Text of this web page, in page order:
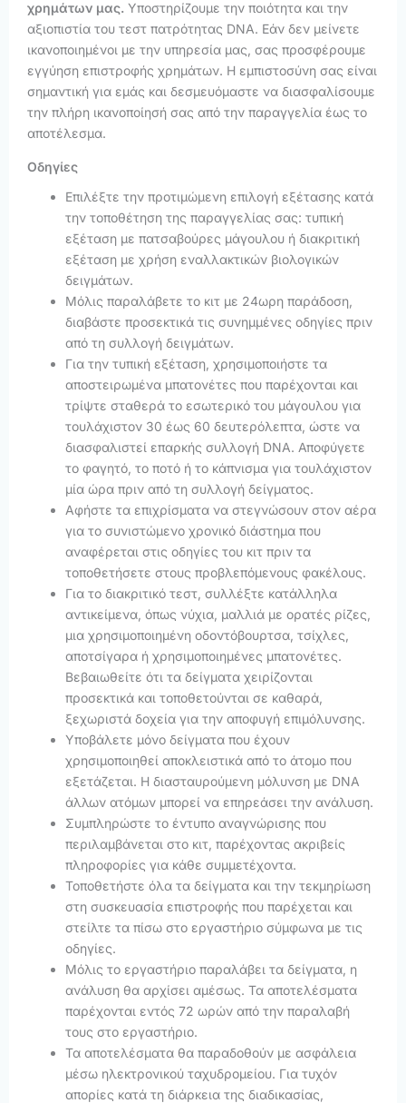
χρημάτων μας. Υποστηρίζουμε την ποιότητα και την
αξιοπιστία του τεστ πατρότητας DNA. Εάν δεν μείνετε
ικανοποιημένοι με την υπηρεσία μας, σας προσφέρουμε
εγγύηση επιστροφής χρημάτων. Η εμπιστοσύνη σας είναι
σημαντική για εμάς και δεσμευόμαστε να διασφαλίσουμε
την πλήρη ικανοποίησή σας από την παραγγελία έως το
αποτέλεσμα.
Οδηγίες
Επιλέξτε την προτιμώμενη επιλογή εξέτασης κατά
την τοποθέτηση της παραγγελίας σας: τυπική
εξέταση με πατσαβούρες μάγουλου ή διακριτική
εξέταση με χρήση εναλλακτικών βιολογικών
δειγμάτων.
Μόλις παραλάβετε το κιτ με 24ωρη παράδοση,
διαβάστε προσεκτικά τις συνημμένες οδηγίες πριν
από τη συλλογή δειγμάτων.
Για την τυπική εξέταση, χρησιμοποιήστε τα
αποστειρωμένα μπατονέτες που παρέχονται και
τρίψτε σταθερά το εσωτερικό του μάγουλου για
τουλάχιστον 30 έως 60 δευτερόλεπτα, ώστε να
διασφαλιστεί επαρκής συλλογή DNA. Αποφύγετε
το φαγητό, το ποτό ή το κάπνισμα για τουλάχιστον
μία ώρα πριν από τη συλλογή δείγματος.
Αφήστε τα επιχρίσματα να στεγνώσουν στον αέρα
για το συνιστώμενο χρονικό διάστημα που
αναφέρεται στις οδηγίες του κιτ πριν τα
τοποθετήσετε στους προβλεπόμενους φακέλους.
Για το διακριτικό τεστ, συλλέξτε κατάλληλα
αντικείμενα, όπως νύχια, μαλλιά με ορατές ρίζες,
μια χρησιμοποιημένη οδοντόβουρτσα, τσίχλες,
αποτσίγαρα ή χρησιμοποιημένες μπατονέτες.
Βεβαιωθείτε ότι τα δείγματα χειρίζονται
προσεκτικά και τοποθετούνται σε καθαρά,
ξεχωριστά δοχεία για την αποφυγή επιμόλυνσης.
Υποβάλετε μόνο δείγματα που έχουν
χρησιμοποιηθεί αποκλειστικά από το άτομο που
εξετάζεται. Η διασταυρούμενη μόλυνση με DNA
άλλων ατόμων μπορεί να επηρεάσει την ανάλυση.
Συμπληρώστε το έντυπο αναγνώρισης που
περιλαμβάνεται στο κιτ, παρέχοντας ακριβείς
πληροφορίες για κάθε συμμετέχοντα.
Τοποθετήστε όλα τα δείγματα και την τεκμηρίωση
στη συσκευασία επιστροφής που παρέχεται και
στείλτε τα πίσω στο εργαστήριο σύμφωνα με τις
οδηγίες.
Μόλις το εργαστήριο παραλάβει τα δείγματα, η
ανάλυση θα αρχίσει αμέσως. Τα αποτελέσματα
παρέχονται εντός 72 ωρών από την παραλαβή
τους στο εργαστήριο.
Τα αποτελέσματα θα παραδοθούν με ασφάλεια
μέσω ηλεκτρονικού ταχυδρομείου. Για τυχόν
απορίες κατά τη διάρκεια της διαδικασίας,